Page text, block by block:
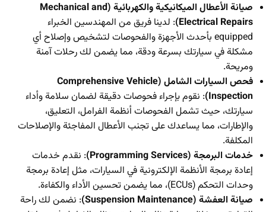
صيانة الأعطال الميكانيكية والكهربائية (Mechanical and
Electrical Repairs) : لدينا فريق من المهندسين الخبراء
equipped بأحدث الأجهزة والفحوصات لتشخيص وإصلاح أي
مشكلة في سيارتك بسرعة ودقة، مما يضمن لك رحلات آمنة
ومريحة.
فحص السيارات الشامل (Comprehensive Vehicle
Inspection) : نقوم بإجراء فحوصات دقيقة لضمان سلامة وأداء
سيارتك، حيث تشمل الفحوصات أنظمة الفرامل، التعليق،
والإطارات، مما يساعدك على تجنب الأعطال المفاجئة والإصلاحات
المكلفة.
خدمات البرمجة (Programming Services)
: نقدم خدمات
إعادة برمجة الأنظمة الإلكترونية في السيارات، مثل إعادة برمجة
وحدات التحكم (ECUs)، مما يضمن تحسين الأداء والكفاءة.
صيانة العفشة (Suspension Maintenance)
: نضمن لك راحة